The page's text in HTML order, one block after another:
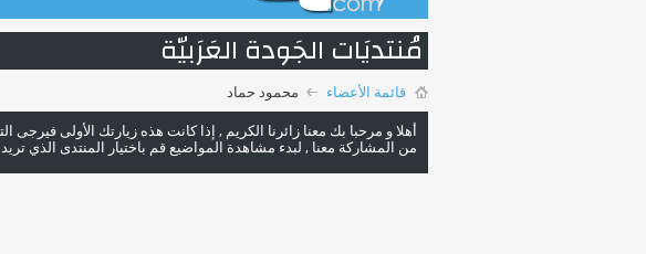
مُنتديَات الجَودة العَرَبيّة
قائمة الأعضاء
محمود حماد
أهلا و مرحبا بك معنا زائرنا الكريم , إذا كانت هذه زيارتك الأولى فيرجى
من المشاركة معنا , لبدء مشاهدة المواضيع قم باختيار المنتدى الذي تريد